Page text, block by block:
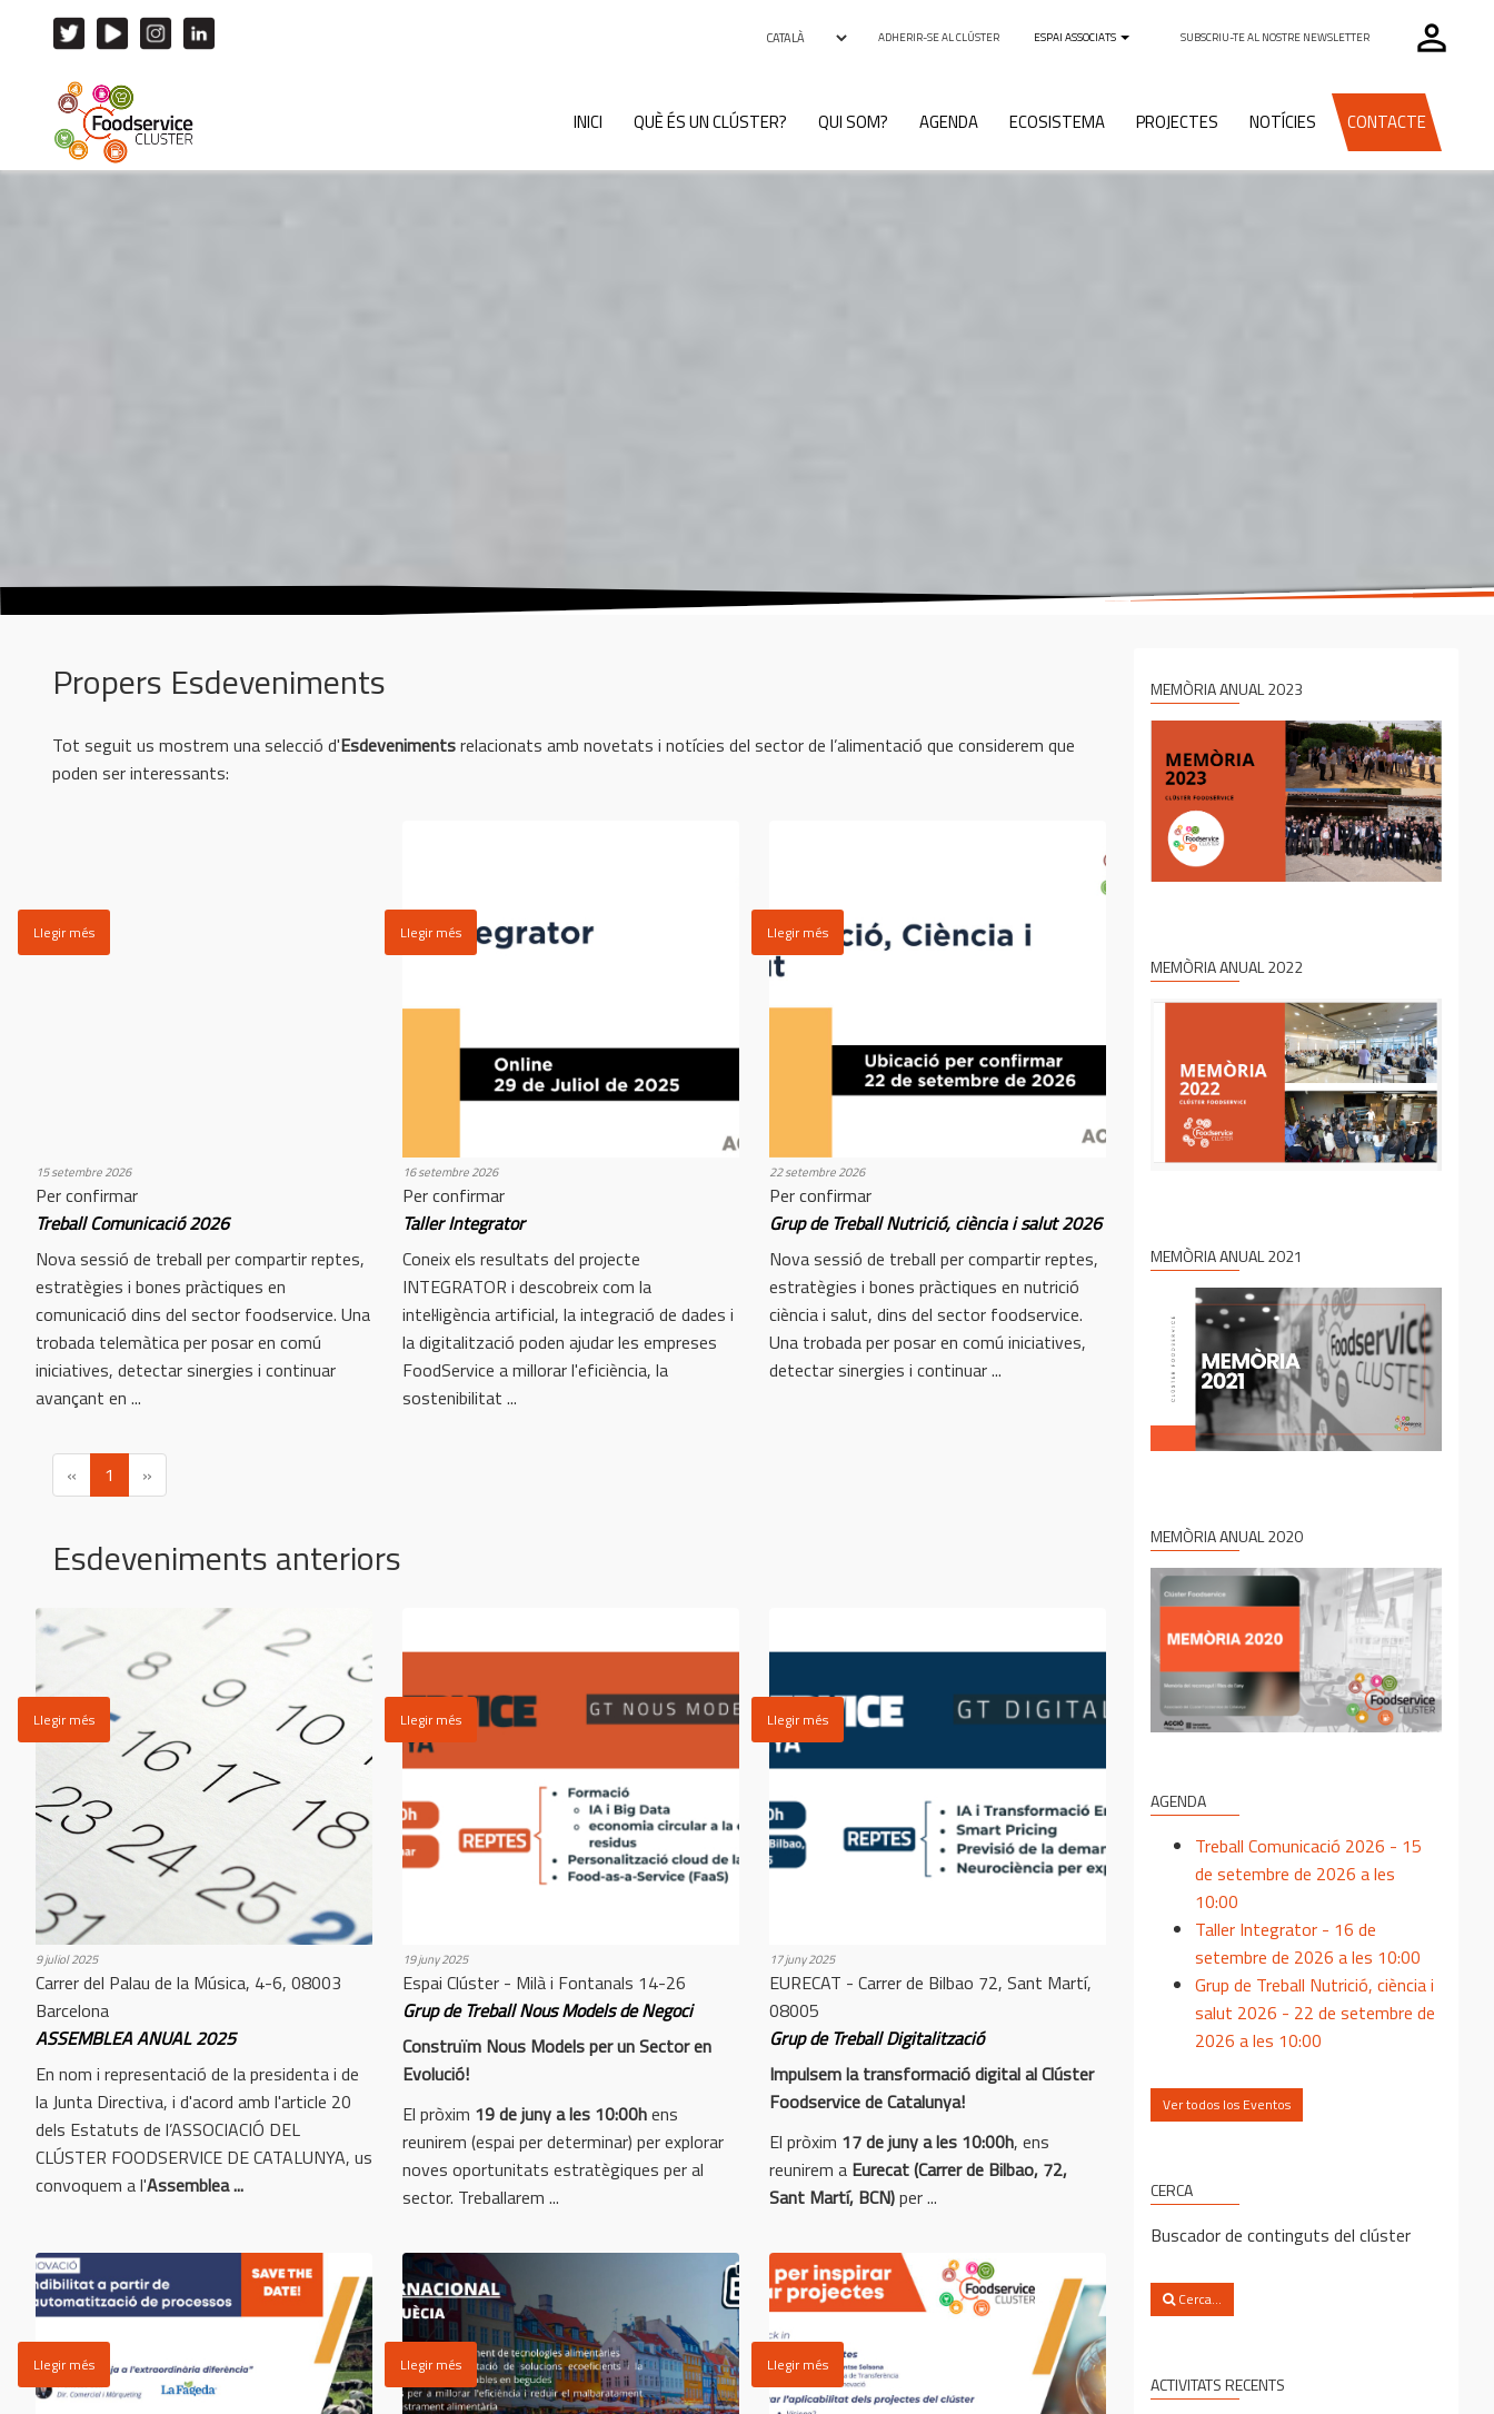
ADHERIR-SE AL CLÚSTER ESPAI ASSOCIATS SUBSCRIU-TE AL NOSTRE NEWSLETTER perm_identity
INICI QUÈ ÉS UN CLÚSTER? QUI SOM? AGENDA ECOSISTEMA PROJECTES NOTÍCIES CONTACTE
Propers Esdeveniments
Tot seguit us mostrem una selecció d'Esdevenimentsrelacionats amb novetats i notícies del sector de l’alimentació que considerem que
poden ser interessants:
Treball Comunicació 2026
Per confirmar
15 setembre 2026
Nova sessió de treball per compartir reptes,
estratègies i bones pràctiques en
comunicació dins del sector foodservice. Una
trobada telemàtica per posar en comú
iniciatives, detectar sinergies i continuar
avançant en ...
Llegir més
Taller Integrator
Per confirmar
16 setembre 2026
Coneix els resultats del projecte
INTEGRATOR i descobreix com la
intel·ligència artificial, la integració de dades i
la digitalització poden ajudar les empreses
FoodService a millorar l'eficiència, la
sostenibilitat ...
Llegir més
Grup de Treball Nutrició, ciència i salut 2026
Per confirmar
22 setembre 2026
Nova sessió de treball per compartir reptes,
estratègies i bones pràctiques en nutrició
ciència i salut, dins del sector foodservice.
Una trobada per posar en comú iniciatives,
detectar sinergies i continuar ...
Llegir més
« 1
c
r
»
Esdeveniments anteriors
ASSEMBLEA ANUAL 2025
Carrer del Palau de la Música, 4-6, 08003
Barcelona
9 juliol 2025
En nom i representació de la presidenta i de
la Junta Directiva, i d'acord amb l'article 20
dels Estatuts de l’ASSOCIACIÓ DEL
CLÚSTER FOODSERVICE DE CATALUNYA, us
convoquem a l'Assemblea ...
Llegir més
Grup de Treball Nous Models de Negoci
Espai Clúster - Milà i Fontanals 14-26
19 juny 2025
Construïm Nous Models per un Sector en
Evolució!
El pròxim 19de juny a les 10:00hens
reunirem (espai per determinar) per explorar
noves oportunitats estratègiques per al
sector. Treballarem ...
Llegir més
Grup de Treball Digitalització
EURECAT - Carrer de Bilbao 72, Sant Martí,
08005
17 juny 2025
Impulsem la transformació digital al Clúster
Foodservice de Catalunya!
El pròxim 17 de juny a les 10:00h, ens
reunirem a Eurecat (Carrer de Bilbao, 72,
Sant Martí, BCN)per ...
Llegir més
Llegir més Llegir més Llegir més
MEMÒRIA ANUAL 2023
MEMÒRIA ANUAL 2022
MEMÒRIA ANUAL 2021
MEMÒRIA ANUAL 2020
AGENDA
Treball Comunicació 2026 - 15
de setembre de 2026 a les
10:00
Taller Integrator - 16 de
setembre de 2026 a les 10:00
Grup de Treball Nutrició, ciència i
salut 2026 - 22 de setembre de
2026 a les 10:00
Ver todos los Eventos
CERCA
Buscador de continguts del clúster
Cerca...
ACTIVITATS RECENTS